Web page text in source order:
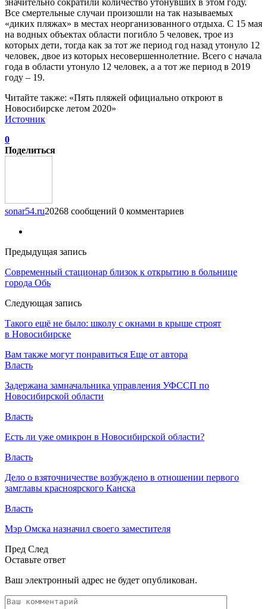
Все смертельные случаи произошли на так называемых
«диких пляжах» в местах неорганизованного отдыха. С 15 мая
на водных объектах области погибло 5 человек, трое из
которых дети, тогда как за тот же период год назад утонуло 12
человек, двое из которых несовершеннолетние. Всего с начала
года в области утонуло 12 человек, а а тот же период в 2019
году – 19.
Читайте также: «Пять пляжей официально откроют в
Новосибирске летом 2020»
Источник
0
Поделиться
sonar54.ru20268 сообщений 0 комментариев
Предыдущая запись
Современный стационар близок к открытию в больнице
города Обь
Следующая запись
Такого ещё не было: школу с окнами в крыше строят
в Новосибирске
Вам также могут понравиться Еще от автора
Власть
Задержана замначальника управления УФССП по
Новосибирской области
Власть
Есть ли уже омикрон в Новосибирской области?
Власть
Дело о взяточничестве возбуждено в отношении первого
замглавы красноярского Канска
Власть
Мэр Омска назначил своего заместителя
Пред След
Оставьте ответ
Ваш электронный адрес не будет опубликован.